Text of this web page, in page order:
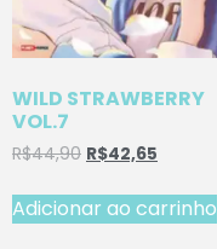
WILD STRAWBERRY
VOL.7
R$44,90 R$42,65
Adicionar ao carrinho